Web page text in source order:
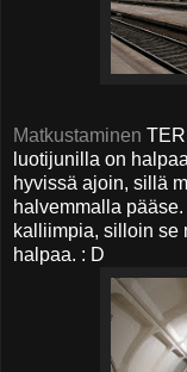
Matkustaminen
luotijunilla on
hyvissä ajoin, sillä
halvemmalla
kalliimpia, silloin se
halpaa. : D